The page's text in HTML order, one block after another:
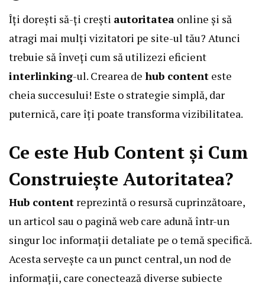
Îți dorești să-ți crești autoritatea online și să
atragi mai mulți vizitatori pe site-ul tău? Atunci
trebuie să înveți cum să utilizezi eficient
interlinking-ul. Crearea de hub content este
cheia succesului! Este o strategie simplă, dar
puternică, care îți poate transforma vizibilitatea.
Ce este Hub Content și Cum
Construiește Autoritatea?
Hub content reprezintă o resursă cuprinzătoare,
un articol sau o pagină web care adună într-un
singur loc informații detaliate pe o temă specifică.
Acesta servește ca un punct central, un nod de
informații, care conectează diverse subiecte